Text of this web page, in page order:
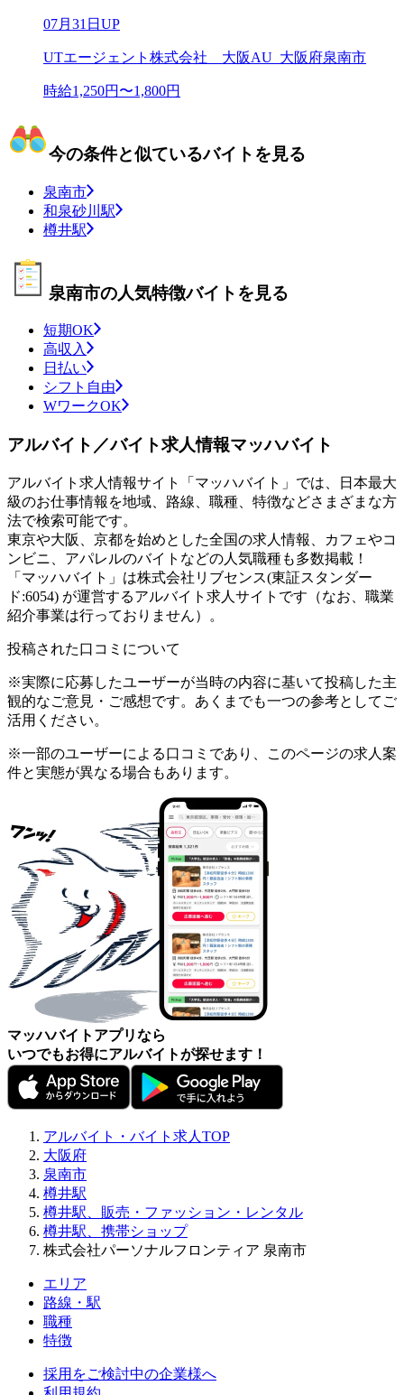
07月31日UP
UTエージェント株式会社 大阪AU_大阪府泉南市
時給1,250円〜1,800円
今の条件と似ているバイトを見る
泉南市
和泉砂川駅
樽井駅
泉南市の人気特徴バイトを見る
短期OK
高収入
日払い
シフト自由
WワークOK
アルバイト／バイト求人情報マッハバイト
アルバイト求人情報サイト「マッハバイト」では、日本最大
級のお仕事情報を地域、路線、職種、特徴などさまざまな方
法で検索可能です。
東京や大阪、京都を始めとした全国の求人情報、カフェやコ
ンビニ、アパレルのバイトなどの人気職種も多数掲載！
「マッハバイト」は株式会社リブセンス(東証スタンダー
ド:6054) が運営するアルバイト求人サイトです（なお、職業
紹介事業は行っておりません）。
投稿された口コミについて
※実際に応募したユーザーが当時の内容に基いて投稿した主
観的なご意見・ご感想です。あくまでも一つの参考としてご
活用ください。
※一部のユーザーによる口コミであり、このページの求人案
件と実態が異なる場合もあります。
マッハバイトアプリなら
いつでもお得にアルバイトが探せます！
アルバイト・バイト求人TOP
大阪府
泉南市
樽井駅
樽井駅、販売・ファッション・レンタル
樽井駅、携帯ショップ
株式会社パーソナルフロンティア 泉南市
エリア
路線・駅
職種
特徴
採用をご検討中の企業様へ